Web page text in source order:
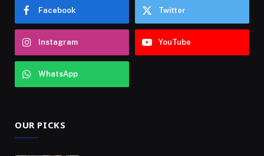
Facebook Twitter
Instagram YouTube
WhatsApp
OUR PICKS